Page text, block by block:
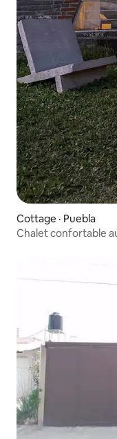
Cottage · Puebla
Chalet confortable